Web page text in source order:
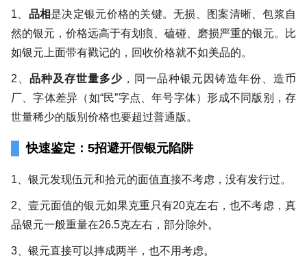
1、 品相是决定银元价格的关键。无损、图案清晰、包浆自
然的银元，价格远高于有划痕、磕碰、磨损严重的银元。比
如银元上面带有戳记的，回收价格就不如美品的。
2、 品种及存世量多少，同一品种银元因铸造年份、造币
厂、字体差异（如“民”字点、年号字体）形成不同版别，存
世量稀少的版别价格也要超过普通版。
快速鉴定：5招避开假银元陷阱
1、银元发现伍元和拾元的面值直接不考虑，没有发行过。
2、壹元面值的银元如果克重只有20克左右，也不考虑，真
品银元一般重量在26.5克左右，部分除外。
3、银元直接可以摔成两半，也不用考虑。